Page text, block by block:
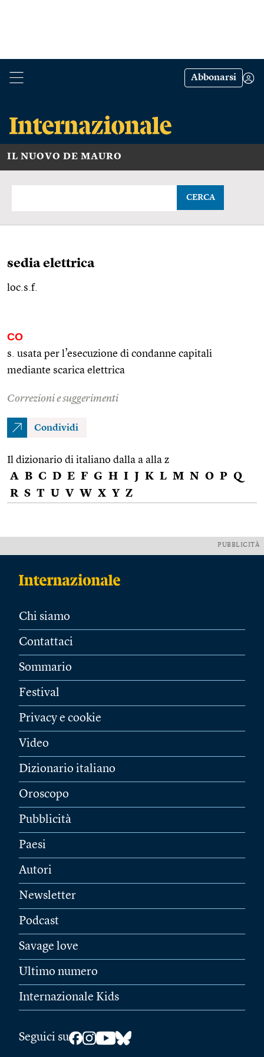
Abbonarsi
IL NUOVO DE MAURO
CERCA
sedia elettrica
loc.s.f.
CO
s. usata per l’esecuzione di condanne capitali
mediante scarica elettrica
Correzioni e suggerimenti
Condividi
Il dizionario di italiano dalla a alla z
A B C D E F G H I J K L M N O P Q
R S T U V W X Y Z
PUBBLICITÀ
Chi siamo
Contattaci
Sommario
Festival
Privacy e cookie
Video
Dizionario italiano
Oroscopo
Pubblicità
Paesi
Autori
Newsletter
Podcast
Savage love
Ultimo numero
Internazionale Kids
Seguici su